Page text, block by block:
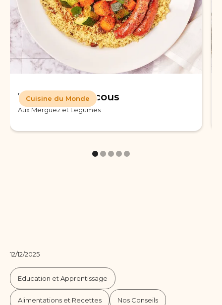
Véritable Couscous
Aux Merguez et Légumes
Cuisine du Monde
12/12/2025
Education et Apprentissage
Alimentations et Recettes Nos Conseils